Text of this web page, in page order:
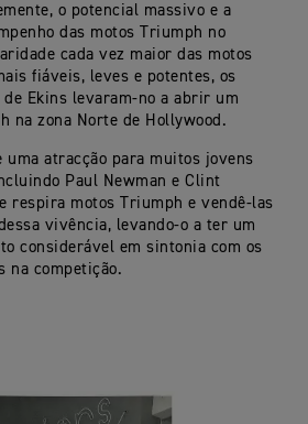
o potencial massivo e a
das motos Triumph no
cada vez maior das motos
fiáveis, leves e potentes, os
Ekins levaram-no a abrir um
na zona Norte de Hollywood.
uma atracção para muitos jovens
Paul Newman e Clint
respira motos Triumph e vendê-las
vivência, levando-o a ter um
considerável em sintonia com os
na competição.